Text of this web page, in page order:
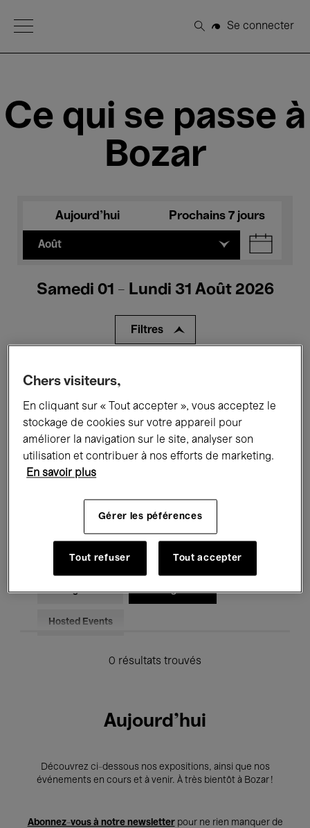
Open Menu
Rechercher
Se connecter
Ce qui se passe à
Bozar
Aujourd'hui Prochains 7 jours
Août
Samedi 01 - Lundi 31 Août 2026
Filtres
Tous les événements
Expositions Films Performances
Rencontres & Débats Jazz
Musique classique
Musique électronique
Pour tous Kids’ Palace
Enseignement Visites guidées
Hosted Events
0 résultats trouvés
Aujourd'hui
Découvrez ci-dessous nos expositions, ainsi que nos
événements en cours et à venir. À très bientôt à Bozar !
Abonnez-vous à notre newsletterpour ne rien manquer de
Chers visiteurs,
En cliquant sur « Tout accepter », vous acceptez le
stockage de cookies sur votre appareil pour
améliorer la navigation sur le site, analyser son
utilisation et contribuer à nos efforts de marketing.
En savoir plus
Gérer les péférences
Tout refuser Tout accepter